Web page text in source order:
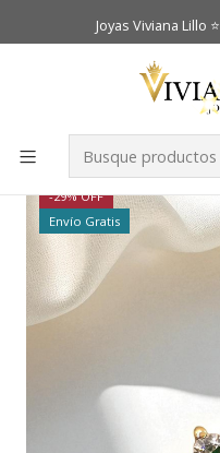
Joyas Viviana Lillo
Inicio
Colgante reina
-29% OFF
Envío Gratis